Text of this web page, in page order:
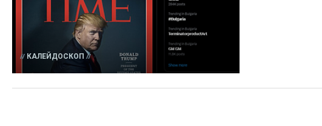
КАЛЕЙДОСКОП